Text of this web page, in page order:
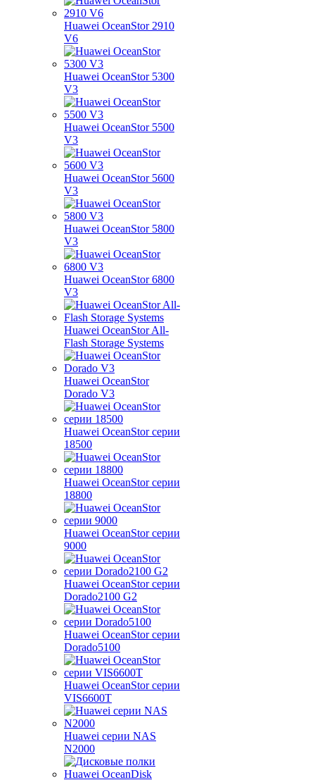
Huawei OceanStor 2910
V6
Huawei OceanStor 5300
V3
Huawei OceanStor 5500
V3
Huawei OceanStor 5600
V3
Huawei OceanStor 5800
V3
Huawei OceanStor 6800
V3
Huawei OceanStor All-
Flash Storage Systems
Huawei OceanStor
Dorado V3
Huawei OceanStor серии
18500
Huawei OceanStor серии
18800
Huawei OceanStor серии
9000
Huawei OceanStor серии
Dorado2100 G2
Huawei OceanStor серии
Dorado5100
Huawei OceanStor серии
VIS6600T
Huawei серии NAS
N2000